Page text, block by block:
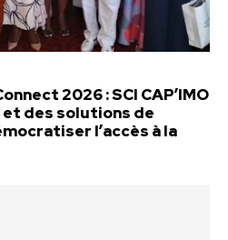
2026 : SCI CAP’IMO
et des solutions de
l’accès à la